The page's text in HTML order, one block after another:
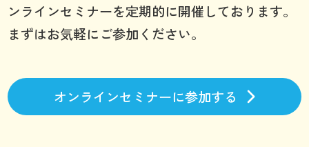
ンラインセミナーを定期的に開催しております。
まずはお気軽にご参加ください。
オンラインセミナーに参加する